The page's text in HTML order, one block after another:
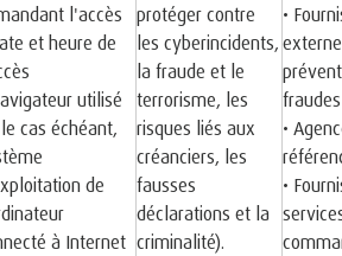
l'accès
et heure de
utilisé
cas échéant,
de
à Internet
protéger contre
les cyberincidents,
la fraude et le
terrorisme, les
risques liés aux
créanciers, les
fausses
déclarations et la
criminalité).
•
fraudes
•
•